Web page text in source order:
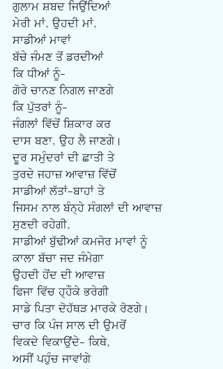
ਗੁਲਾਮ ਸ਼ਬਦ ਜਿਉਂਦਿਆਂ
ਮੇਰੀ ਮਾਂ, ਉਹਦੀ ਮਾਂ,
ਸਾਡੀਆਂ ਮਾਵਾਂ
ਬੱਚੇ ਜੰਮਣ ਤੋਂ ਡਰਦੀਆਂ
ਕਿ ਧੀਆਂ ਨੂੰ-
ਗੋਰੇ ਚਾਨਣ ਨਿਗਲ ਜਾਣਗੇ
ਕਿ ਪੁੱਤਰਾਂ ਨੂੰ-
ਜੰਗਲਾਂ ਵਿੱਚੋਂ ਸ਼ਿਕਾਰ ਕਰ
ਦਾਸ ਬਣਾ, ਉਹ ਲੈ ਜਾਣਗੇ।
ਦੂਰ ਸਮੁੰਦਰਾਂ ਦੀ ਛਾਤੀ ਤੇ
ਤੁਰਦੇ ਜਹਾਜ਼ ਆਵਾਜ਼ ਵਿੱਚੋਂ
ਸਾਡੀਆਂ ਲੱਤਾਂ-ਬਾਹਾਂ ਤੇ
ਜਿਸਮ ਨਾਲ ਬੰਨ੍ਹੇ ਸੰਗਲਾਂ ਦੀ ਆਵਾਜ਼
ਸੁਣਦੀ ਰਹੇਗੀ,
ਸਾਡੀਆਂ ਬੁੱਢੀਆਂ ਕਮਜੋਰ ਮਾਵਾਂ ਨੂੰ
ਕਾਲਾ ਬੱਚਾ ਜਦ ਜੰਮੇਗਾ
ਉਹਦੀ ਹੋਂਦ ਦੀ ਆਵਾਜ਼
ਫਿਜਾ ਵਿੱਚ ਹ੍ਹੌਕੇ ਭਰੇਗੀ
ਸਾਡੇ ਪਿਤਾ ਦੋਹੱਥੜ ਮਾਰਕੇ ਰੋਣਗੇ।
ਚਾਰ ਕਿ ਪੰਜ ਸਾਲ ਦੀ ਉਮਰੋਂ
ਵਿਕਦੇ ਵਿਕਾਉਂਦੇ- ਕਿਥੇ,
ਅਸੀਂ ਪਹੁੰਚ ਜਾਵਾਂਗੇ